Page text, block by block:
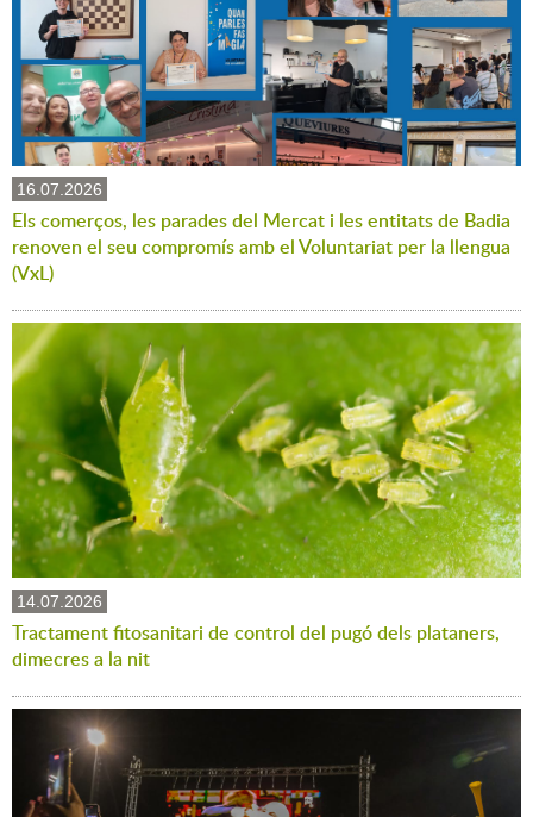
16.07.2026
Els comerços, les parades del Mercat i les entitats de Badia
renoven el seu compromís amb el Voluntariat per la llengua
(VxL)
14.07.2026
Tractament fitosanitari de control del pugó dels plataners,
dimecres a la nit